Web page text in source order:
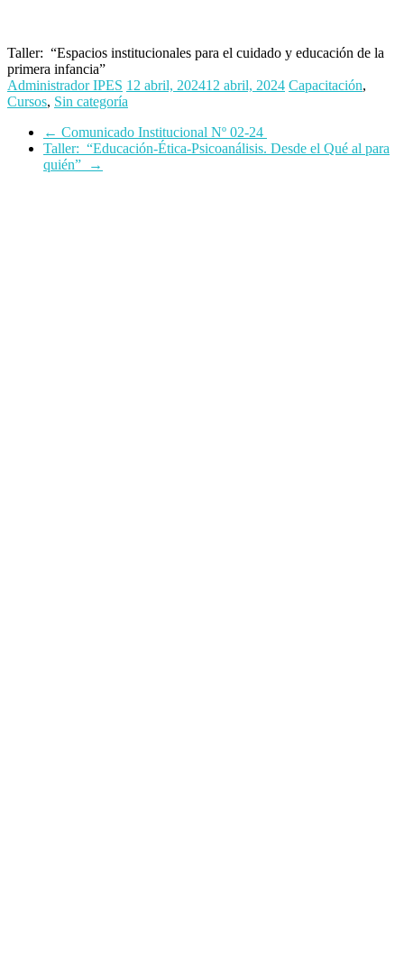
Taller: “Espacios institucionales para el cuidado y educación de la
primera infancia”
Administrador IPES 12 abril, 202412 abril, 2024 Capacitación,
Cursos, Sin categoría
← Comunicado Institucional Nº 02-24
Taller: “Educación-Ética-Psicoanálisis. Desde el Qué al para
quién”
→